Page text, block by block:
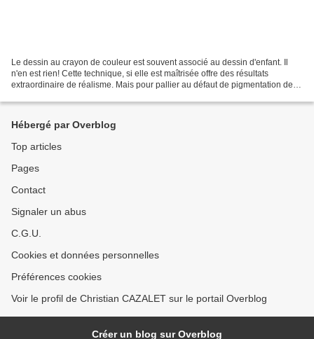
Le dessin au crayon de couleur est souvent associé au dessin d'enfant. Il
n'en est rien! Cette technique, si elle est maîtrisée offre des résultats
extraordinaire de réalisme. Mais pour pallier au défaut de pigmentation des
Hébergé par Overblog
Top articles
Pages
Contact
Signaler un abus
C.G.U.
Cookies et données personnelles
Préférences cookies
Voir le profil de Christian CAZALET sur le portail Overblog
Créer un blog sur Overblog